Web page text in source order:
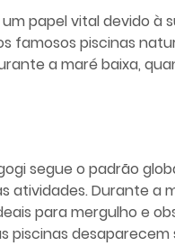
papel vital devido à
famosos piscinas
a maré baixa,
segue o padrão
atividades. Durante a
para mergulho e
piscinas desaparecem